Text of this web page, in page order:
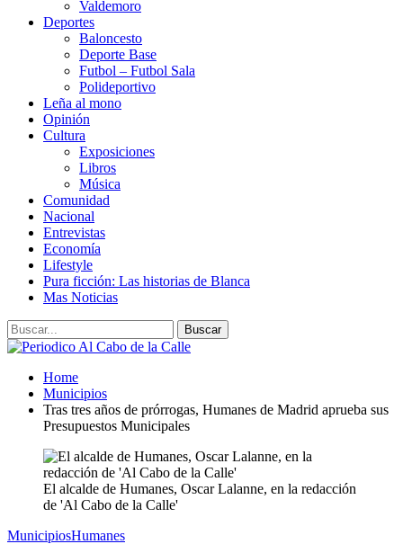
Valdemoro
Deportes
Baloncesto
Deporte Base
Futbol – Futbol Sala
Polideportivo
Leña al mono
Opinión
Cultura
Exposiciones
Libros
Música
Comunidad
Nacional
Entrevistas
Economía
Lifestyle
Pura ficción: Las historias de Blanca
Mas Noticias
Home
Municipios
Tras tres años de prórrogas, Humanes de Madrid aprueba sus
Presupuestos Municipales
El alcalde de Humanes, Oscar Lalanne, en la redacción
de 'Al Cabo de la Calle'
MunicipiosHumanes